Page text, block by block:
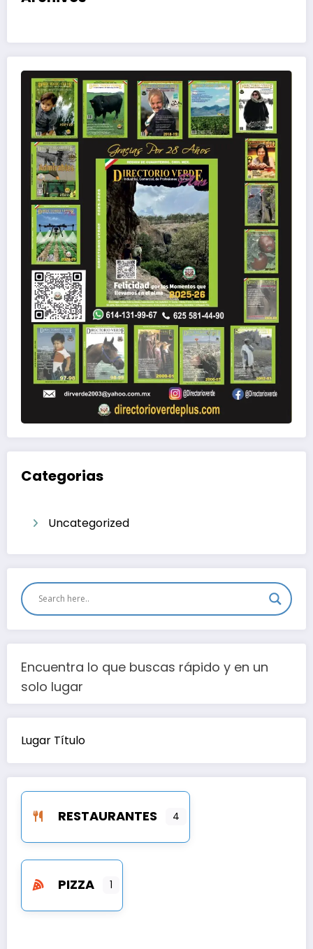
Categorias
Uncategorized
Encuentra lo que buscas rápido y en un
solo lugar
Lugar Título
RESTAURANTES 4
PIZZA 1